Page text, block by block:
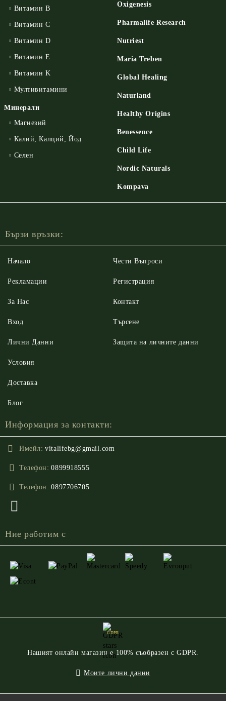
Витамин B
Витамин C
Витамин D
Витамин E
Витамин K
Мултивитамини
Минерали
Магнезий
Калий, Калций, Йод
Селен
Oxigenesis
Pharmalife Research
Nutriest
Maria Treben
Global Healing
Naturland
Healthy Origins
Benessence
Child Life
Nordic Naturals
Kompava
Бързи връзки:
Начало
Рекламации
За Нас
Вход
Чести Въпроси
Регистрация
Контакт
Търсене
Лични Данни
Условия
Доставка
Блог
Защита на личните данни
Информация за контакти:
Имейл: vitalifebg@gmail.com
Телефон: 0899918555
Телефон: 0897706705
Ние работим с
GDPR
Нашият онлайн магазин е 100% съобразен с GDPR.
Моите лични данни